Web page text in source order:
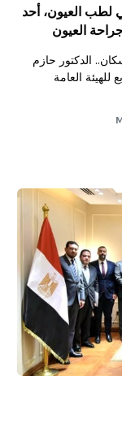
لطب العيون، أحد
العيون
الدكتور حازم
للهيئة العامة